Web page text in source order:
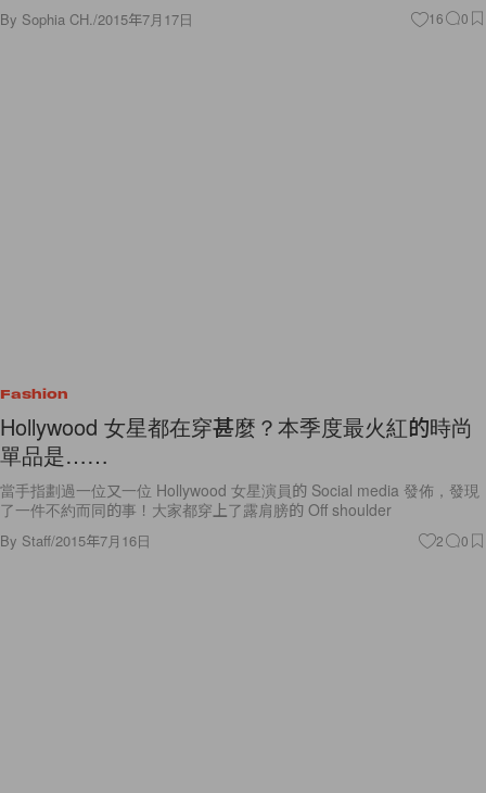
By Sophia CH. /2015年7月17日 16 0
Fashion
Hollywood 女星都在穿甚麼？本季度最火紅的時尚
單品是……
當手指劃過一位又一位 Hollywood 女星演員的 Social media 發佈，發現
了一件不約而同的事！大家都穿上了露肩膀的 Off shoulder
By Staff/2015年7月16日 2 0